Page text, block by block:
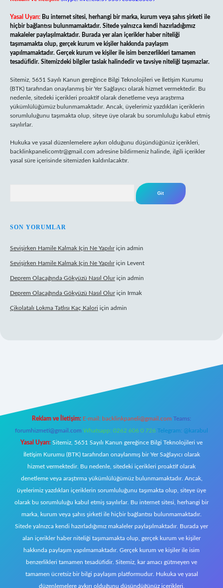
Yasal Uyarı: Bu internet sitesi, herhangi bir marka, kurum veya şahıs şirketi ile
hiçbir bağlantısı bulunmamaktadır. Sitede yalnızca kendi hazırladığımız
makaleler paylaşılmaktadır. Burada yer alan içerikler haber niteliği
taşımamakta olup, gerçek kurum ve kişiler hakkında paylaşım
yapılmamaktadır. Gerçek kurum ve kişiler ile isim benzerlikleri tamamen
tesadüfidir. Sitemizdeki bilgiler taslak halindedir ve tavsiye niteliği taşımazlar.
Sitemiz, 5651 Sayılı Kanun gereğince Bilgi Teknolojileri ve İletişim Kurumu
(BTK) tarafından onaylanmış bir Yer Sağlayıcı olarak hizmet vermektedir. Bu
nedenle, sitedeki içerikleri proaktif olarak denetleme veya araştırma
yükümlülüğümüz bulunmamaktadır. Ancak, üyelerimiz yazdıkları içeriklerin
sorumluluğunu taşımakta olup, siteye üye olarak bu sorumluluğu kabul etmiş
sayılırlar.
Hukuka ve yasal düzenlemelere aykırı olduğunu düşündüğünüz içerikleri,
backlinkpanelicomtr@gmail.com adresine bildirmeniz halinde, ilgili içerikler
yasal süre içerisinde sitemizden kaldırılacaktır.
SON YORUMLAR
Sevişirken Hamile Kalmak Için Ne Yapılıriçin admin
Sevişirken Hamile Kalmak Için Ne Yapılıriçin Levent
Deprem Olacağında Gökyüzü Nasıl Oluriçin admin
Deprem Olacağında Gökyüzü Nasıl Oluriçin Irmak
Çikolatalı Lokma Tatlısı Kaç Kalori için admin
Reklam ve İletişim: E-mail: backlinkpaneli@gmail.com Teams:
forumhizmeti@gmail.com Whatsapp: 0262 606 0 726 Telegram: @karabul
Yasal Uyarı: Sitemiz, 5651 Sayılı Kanun gereğince Bilgi Teknolojileri ve
İletişim Kurumu (BTK) tarafından onaylanmış bir Yer Sağlayıcı olarak
hizmet vermektedir. Bu nedenle, sitedeki içerikleri proaktif olarak
denetleme veya araştırma yükümlülüğümüz bulunmamaktadır. Ancak,
üyelerimiz yazdıkları içeriklerin sorumluluğunu taşımakta olup, siteye üye
olarak bu sorumluluğu kabul etmiş sayılırlar. Bu internet sitesi, herhangi bir
marka, kurum veya şahıs şirketi ile hiçbir bağlantısı bulunmamaktadır.
Sitede yalnızca kendi hazırladığımız makaleler paylaşılmaktadır. Burada yer
alan içerikler haber niteliği taşımamakta olup, gerçek kurum ve kişiler
hakkında paylaşım yapılmamaktadır. Gerçek kurum ve kişiler ile isim
benzerlikleri tamamen tesadüfidir. Sitemiz, kar amacı gütmeyen ve
tamamen ücretsiz bir bilgi paylaşım platformudur. Hukuka ve yasal
düzenlemelere aykırı olduğunu düşündüğünüz içerikleri,